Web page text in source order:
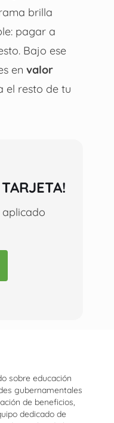
brilla
pagar a
Bajo ese
en valor
el resto de tu
aplicado
sobre educación
gubernamentales
de beneficios,
dedicado de